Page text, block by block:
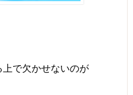
で欠かせないのが